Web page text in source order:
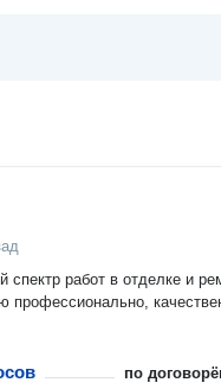
работ в отделке и
профессионально,
по